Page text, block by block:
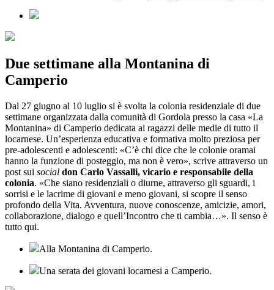
Due settimane alla Montanina di
Camperio
Dal 27 giugno al 10 luglio si è svolta la colonia residenziale di due
settimane organizzata dalla comunità di Gordola presso la casa «La
Montanina» di Camperio dedicata ai ragazzi delle medie di tutto il
locarnese. Un’esperienza educativa e formativa molto preziosa per
pre-adolescenti e adolescenti: «C’è chi dice che le colonie oramai
hanno la funzione di posteggio, ma non è vero», scrive attraverso un
post sui social don Carlo Vassalli, vicario e responsabile della
colonia. «Che siano residenziali o diurne, attraverso gli sguardi, i
sorrisi e le lacrime di giovani e meno giovani, si scopre il senso
profondo della Vita. Avventura, nuove conoscenze, amicizie, amori,
collaborazione, dialogo e quell’Incontro che ti cambia…». Il senso è
tutto qui.
Alla Montanina di Camperio.
Una serata dei giovani locarnesi a Camperio.